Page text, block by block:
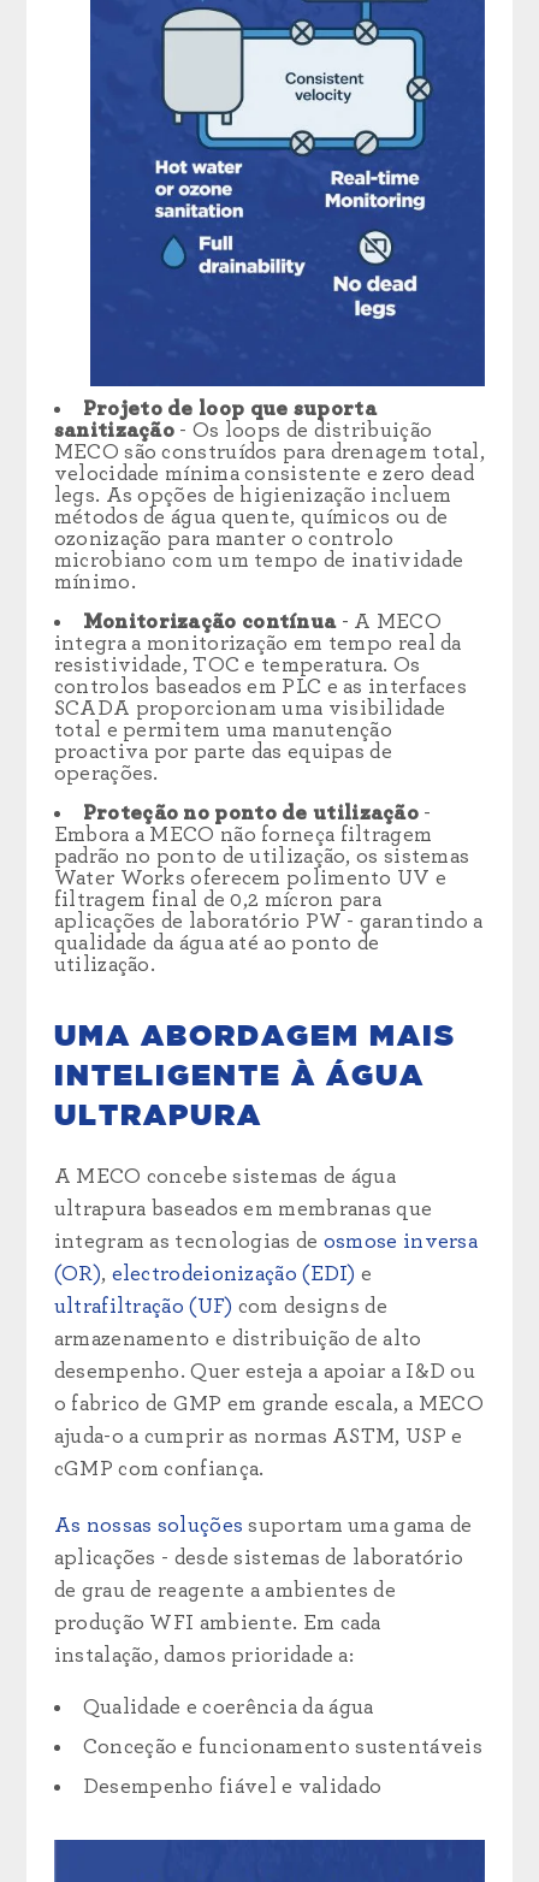
Projeto de loop que suporta
sanitização - Os loops de distribuição
MECO são construídos para drenagem total,
velocidade mínima consistente e zero dead
legs. As opções de higienização incluem
métodos de água quente, químicos ou de
ozonização para manter o controlo
microbiano com um tempo de inatividade
mínimo.
Monitorização contínua- A MECO
integra a monitorização em tempo real da
resistividade, TOC e temperatura. Os
controlos baseados em PLC e as interfaces
SCADA proporcionam uma visibilidade
total e permitem uma manutenção
proactiva por parte das equipas de
operações.
Proteção no ponto de utilização -
Embora a MECO não forneça filtragem
padrão no ponto de utilização, os sistemas
Water Works oferecem polimento UV e
filtragem final de 0,2 mícron para
aplicações de laboratório PW - garantindo a
qualidade da água até ao ponto de
utilização.
UMA ABORDAGEM MAIS
INTELIGENTE À ÁGUA
ULTRAPURA
A MECO concebe sistemas de água
ultrapura baseados em membranas que
integram as tecnologias de osmose inversa
(OR), electrodeionização (EDI) e
ultrafiltração (UF) com designs de
armazenamento e distribuição de alto
desempenho. Quer esteja a apoiar a I&D ou
o fabrico de GMP em grande escala, a MECO
ajuda-o a cumprir as normas ASTM, USP e
cGMP com confiança.
As nossas soluções suportam uma gama de
aplicações - desde sistemas de laboratório
de grau de reagente a ambientes de
produção WFI ambiente. Em cada
instalação, damos prioridade a:
Qualidade e coerência da água
Conceção e funcionamento sustentáveis
Desempenho fiável e validado